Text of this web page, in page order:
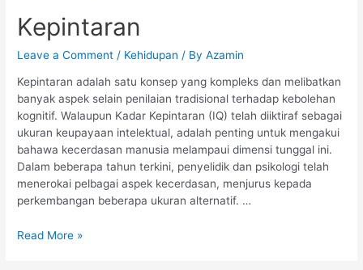
Kepintaran
Leave a Comment / Kehidupan / ByAzamin
Kepintaran adalah satu konsep yang kompleks dan melibatkan
banyak aspek selain penilaian tradisional terhadap kebolehan
kognitif. Walaupun Kadar Kepintaran (IQ) telah diiktiraf sebagai
ukuran keupayaan intelektual, adalah penting untuk mengakui
bahawa kecerdasan manusia melampaui dimensi tunggal ini.
Dalam beberapa tahun terkini, penyelidik dan psikologi telah
menerokai pelbagai aspek kecerdasan, menjurus kepada
perkembangan beberapa ukuran alternatif. …
Read More »